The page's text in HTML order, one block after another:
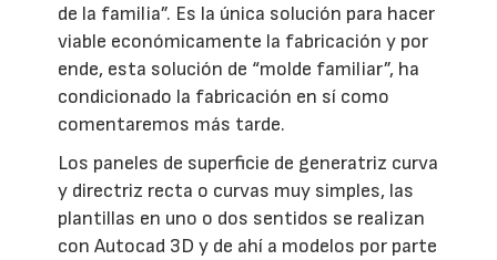
de la familia”. Es la única solución para hacer
viable económicamente la fabricación y por
ende, esta solución de “molde familiar”, ha
condicionado la fabricación en sí como
comentaremos más tarde.
Los paneles de superficie de generatriz curva
y directriz recta o curvas muy simples, las
plantillas en uno o dos sentidos se realizan
con Autocad 3D y de ahí a modelos por parte